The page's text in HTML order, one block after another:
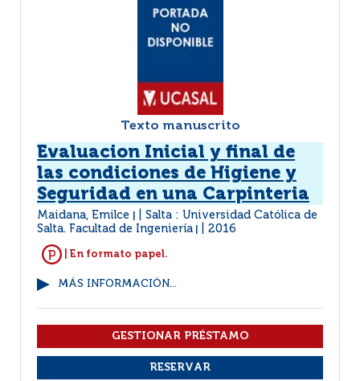
Texto manuscrito
Evaluacion Inicial y final de
las condiciones de Higiene y
Seguridad en una Carpinteria
Maidana, Emilce
Salta : Universidad Católica de
Salta. Facultad de Ingeniería
2016
| En formato papel.
MÁS INFORMACIÓN...